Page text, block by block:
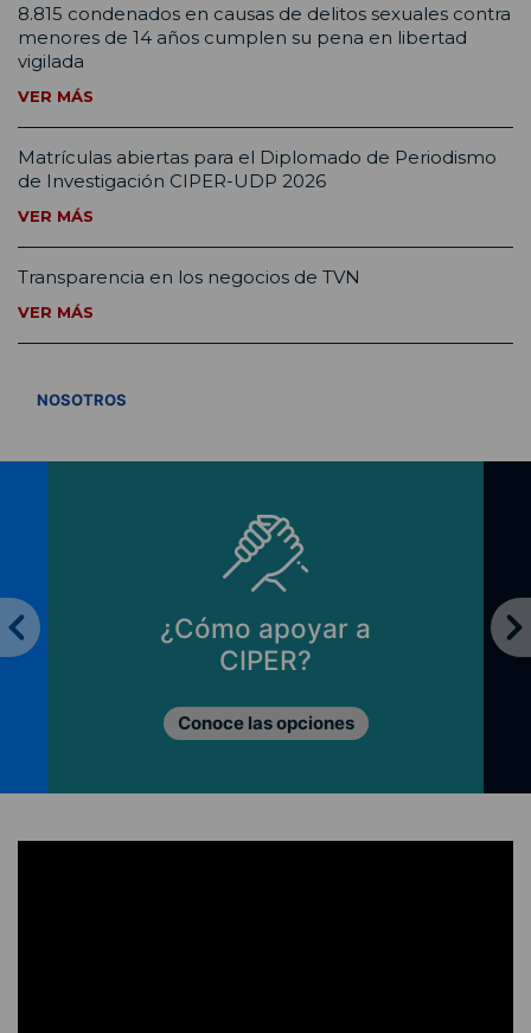
8.815 condenados en causas de delitos sexuales contra
menores de 14 años cumplen su pena en libertad
vigilada
VER MÁS
Matrículas abiertas para el Diplomado de Periodismo
de Investigación CIPER-UDP 2026
VER MÁS
Transparencia en los negocios de TVN
VER MÁS
NOSOTROS
¿Cómo apoyar a
CIPER?
Conoce las opciones